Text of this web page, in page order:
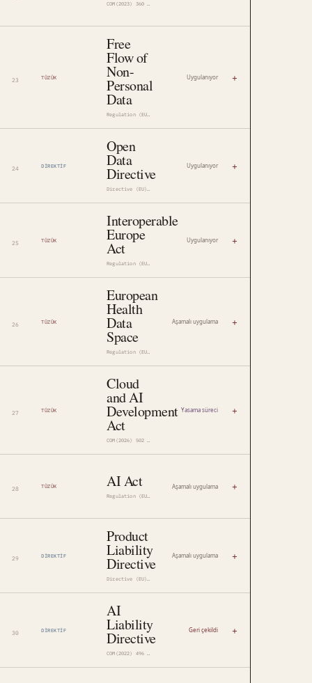
TÜZÜK
Free
Flow of
Non-
Personal
Data
Regulation (EU) 2018/1807
Uygulanıyor +
DIREKTIF
Open
Data
Directive
Directive (EU) 2019/1024
Uygulanıyor +
TÜZÜK
Interoperable
Europe
Act
Regulation (EU) 2024/903
Uygulanıyor +
TÜZÜK
European
Health
Data
Space
Regulation (EU) 2025/327
Aşamalı uygulama +
TÜZÜK
Cloud
and AI
Development
Act
COM(2026) 502 · 2026/0138(COD)
Yasama süreci +
TÜZÜK AI Act Aşamalı uygulama +
DIREKTIF
Product
Liability
Directive
Directive (EU) 2024/2853
Aşamalı uygulama +
DIREKTIF
AI
Liability
Directive
COM(2022) 496 · 2022/0303(COD)
Geri çekildi +